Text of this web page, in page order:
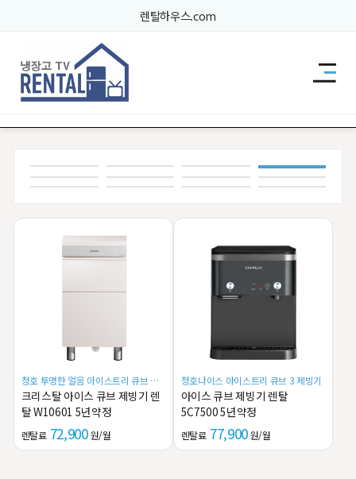
렌탈하우스.com
렌탈드림 브랜드관
청호 투명한 얼음 아이스트리 큐브 제
빙기
크리스탈 아이스 큐브 제빙기 렌
탈 W10601 5년약정
렌탈료 72,900원/월
청호나이스 아이스트리 큐브 3 제빙기
아이스 큐브 제빙기 렌탈
5C7500 5년약정
렌탈료 77,900원/월